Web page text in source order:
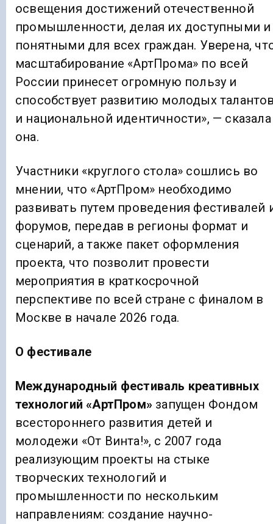
освещения достижений отечественной
промышленности, делая их доступными и
понятными для всех граждан. Уверена,
масштабирование «АртПрома» по всей
России принесет огромную пользу и
способствует развитию молодых
и национальной идентичности», — сказала
она.
Участники «круглого стола» сошлись во
мнении, что «АртПром» необходимо
развивать путем проведения фестивалей
форумов, передав в регионы формат и
сценарий, а также пакет оформления
проекта, что позволит провести
мероприятия в краткосрочной
перспективе по всей стране с финалом в
Москве в начале 2026 года.
О фестивале
Международный фестиваль креативных
технологий «АртПром» запущен Фондом
всестороннего развития детей и
молодежи «От Винта!», с 2007 года
реализующим проекты на стыке
творческих технологий и
промышленности по нескольким
направлениям: создание научно-